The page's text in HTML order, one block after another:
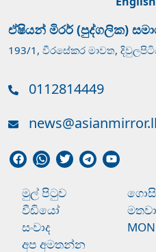
ඒෂියන් මිරර් (පුද්ගලික)
193/1, වීරසේකර මාවත,
0112814449
මුල් පිටුව
වීඩියෝ
සංවාද
අප අමතන්න